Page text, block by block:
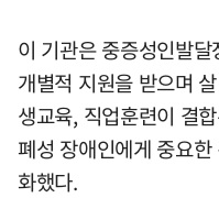
이 기관은 중증성인발
개별적 지원을 받으며
생교육, 직업훈련이 결
폐성 장애인에게 중요
화했다.